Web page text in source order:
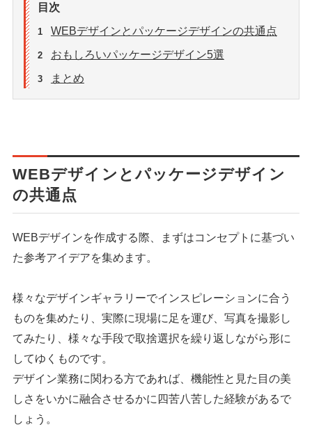
目次
1 WEBデザインとパッケージデザインの共通点
2 おもしろいパッケージデザイン5選
3 まとめ
WEBデザインとパッケージデザイン
の共通点
WEBデザインを作成する際、まずはコンセプトに基づい
た参考アイデアを集めます。
様々なデザインギャラリーでインスピレーションに合う
ものを集めたり、実際に現場に足を運び、写真を撮影し
てみたり、様々な手段で取捨選択を繰り返しながら形に
してゆくものです。
デザイン業務に関わる方であれば、機能性と見た目の美
しさをいかに融合させるかに四苦八苦した経験があるで
しょう。